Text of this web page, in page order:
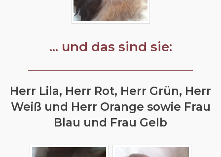
... und das sind sie:
Herr Lila, Herr Rot, Herr Grün, Herr
Weiß und Herr Orange sowie Frau
Blau und Frau Gelb